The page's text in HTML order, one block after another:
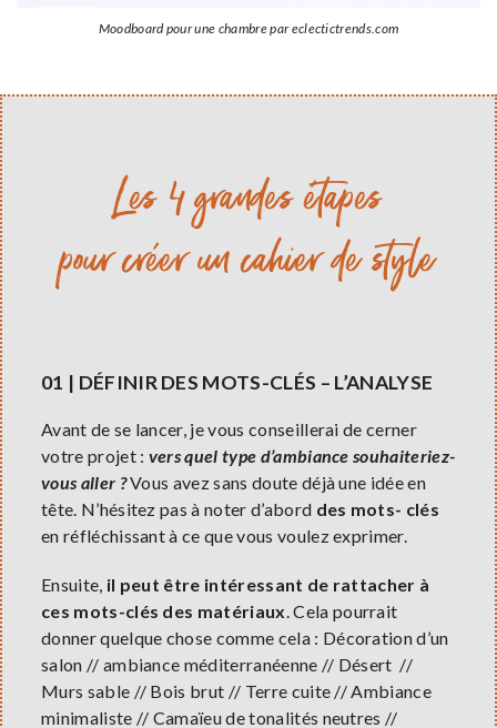
Moodboard pour une chambre par eclectictrends.com
Les 4 grandes étapes
pour créer un cahier de style
01 | DÉFINIR DES MOTS-CLÉS – L’ANALYSE
Avant de se lancer, je vous conseillerai de cerner
votre projet : vers quel type d’ambiance souhaiteriez-
vous aller ?Vous avez sans doute déjà une idée en
tête. N’hésitez pas à noter d’abord des mots- clés
en réfléchissant à ce que vous voulez exprimer.
Ensuite, il peut être intéressant de rattacher à
ces mots-clés des matériaux . Cela pourrait
donner quelque chose comme cela : Décoration d’un
salon // ambiance méditerranéenne // Désert //
Murs sable // Bois brut // Terre cuite // Ambiance
minimaliste // Camaïeu de tonalités neutres //